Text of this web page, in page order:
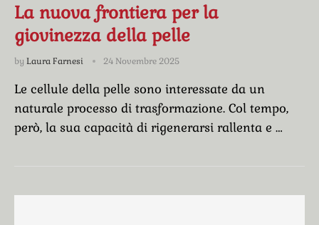
La nuova frontiera per la
giovinezza della pelle
by Laura Farnesi 24 Novembre 2025
Le cellule della pelle sono interessate da un
naturale processo di trasformazione. Col tempo,
però, la sua capacità di rigenerarsi rallenta e …